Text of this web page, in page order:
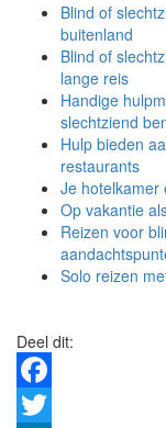
Blind of
buitenland
Blind of
lange reis
Handige
slechtziend
Hulp bieden
restaurants
Je hotelkamer
Op vakantie
Reizen voor
Solo reizen
Deel dit:
Facebook